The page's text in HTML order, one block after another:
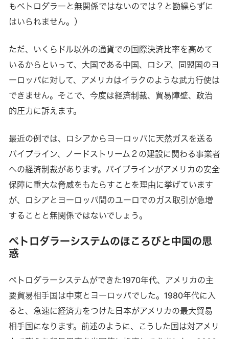
もペトロダラーと無関係ではないのでは？と勘繰らずに
はいられません。）
ただ、いくらドル以外の通貨での国際決済比率を高めて
いるからといって、大国である中国、ロシア、同盟国のヨ
ーロッパに対して、アメリカはイラクのような武力行使は
できません。そこで、今度は経済制裁、貿易障壁、政治
的圧力に訴えます。
最近の例では、ロシアからヨーロッパに天然ガスを送る
パイプライン、ノードストリーム２の建設に関わる事業者
への経済制裁があります。パイプラインがアメリカの安全
保障に重大な脅威をもたらすことを理由に挙げています
が、ロシアとヨーロッパ間のユーロでのガス取引が急増
することと無関係ではないでしょう。
ペトロダラーシステムのほころびと中国の思
惑
ペトロダラーシステムができた1970年代、アメリカの主
要貿易相手国は中東とヨーロッパでした。1980年代に入
ると、急速に経済力をつけた日本がアメリカの最大貿易
相手国になります。前述のように、こうした国は対アメリ